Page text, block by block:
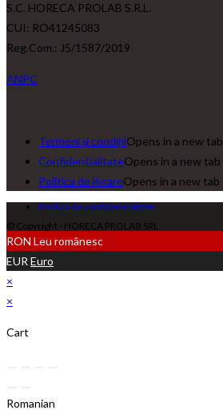
S.C. HORECA PROLAB S.R.L.
CUI: RO41245083
Reg.Com.: J5/1587/2019
ANPC
Termeni și condițiiOpens in a new tab
ConfidentialitateOpens in a new tab
Politica de livrareOpens in a new tab
Politica de confidențialitate
© Copyright - HORECA PROLAB SRL
RON Leu românesc
EUR Euro
×
×
Cart
Romanian